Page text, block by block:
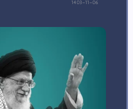
1403-11-06